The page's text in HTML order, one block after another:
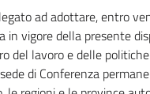
ad adottare, entro
vigore della presente
del lavoro e delle
di Conferenza